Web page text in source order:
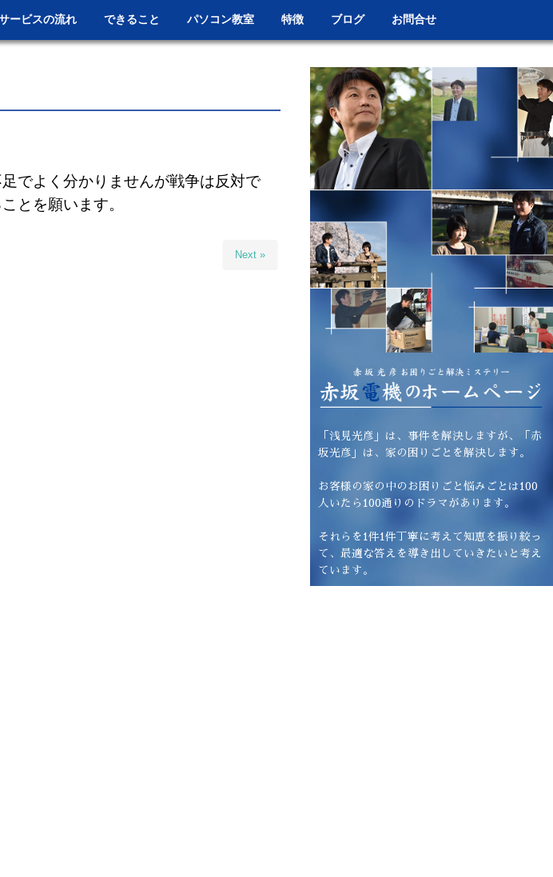
ービスの流れ できること パソコン教室 特徴 ブログ お問合せ
でよく分かりませんが戦争は反対で
とを願います。
Next »
「浅見光彦」は、事件を解決しますが、「赤
坂光彦」は、家の困りごとを解決します。
お客様の家の中のお困りごと悩みごとは100
人いたら100通りのドラマがあります。
それらを1件1件丁寧に考えて知恵を振り絞っ
て、最適な答えを導き出していきたいと考え
ています。